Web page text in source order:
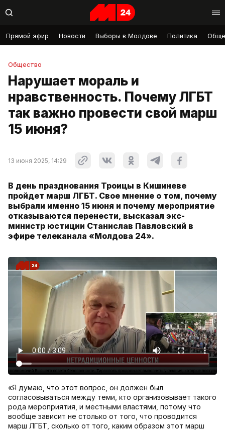
Прямой эфир Новости Выборы в Молдове Политика
Общество
Нарушает мораль и
нравственность. Почему ЛГБТ
так важно провести свой марш
15 июня?
13 июня 2025, 14:29
В день празднования Троицы в Кишиневе
пройдет марш ЛГБТ. Свое мнение о том, почему
выбрали именно 15 июня и почему мероприятие
отказываются перенести, высказал экс-
министр юстиции Станислав Павловский в
эфире телеканала «Молдова 24».
«Я думаю, что этот вопрос, он должен был
согласовываться между теми, кто организовывает такого
рода мероприятия, и местными властями, потому что
вообще зависит не столько от того, что проводится
марш ЛГБТ, сколько от того, каким образом этот марш